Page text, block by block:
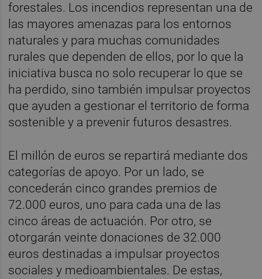
forestales. Los incendios representan una de
las mayores amenazas para los entornos
naturales y para muchas comunidades
rurales que dependen de ellos, por lo que la
iniciativa busca no solo recuperar lo que se
ha perdido, sino también impulsar proyectos
que ayuden a gestionar el territorio de forma
sostenible y a prevenir futuros desastres.
El millón de euros se repartirá mediante dos
categorías de apoyo. Por un lado, se
concederán cinco grandes premios de
72.000 euros, uno para cada una de las
cinco áreas de actuación. Por otro, se
otorgarán veinte donaciones de 32.000
euros destinadas a impulsar proyectos
sociales y medioambientales. De estas,